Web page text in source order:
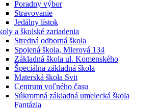
Poradny výbor
Stravovanie
Jedálny lístok
a školské zariadenia
Stredná odborná škola
Spojená škola, Mierová 134
Základná škola ul. Komenského
Špeciálna základná škola
Materská škola Svit
Centrum voľného času
Súkromná základná umelecká škola
Fantázia